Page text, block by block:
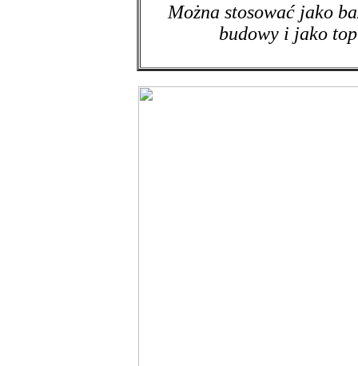
Można stosować jako
budowy i jako